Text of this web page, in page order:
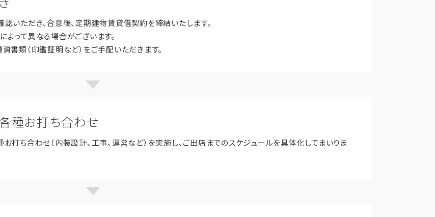
いただき、合意後、定期建物賃貸借契約を締結いたします。
って異なる場合がございます。
書類（印鑑証明など）をご手配いただきます。
種お打ち合わせ
打ち合わせ（内装設計、工事、運営など）を実施し、ご出店までのスケジュールを具体化してまいりま